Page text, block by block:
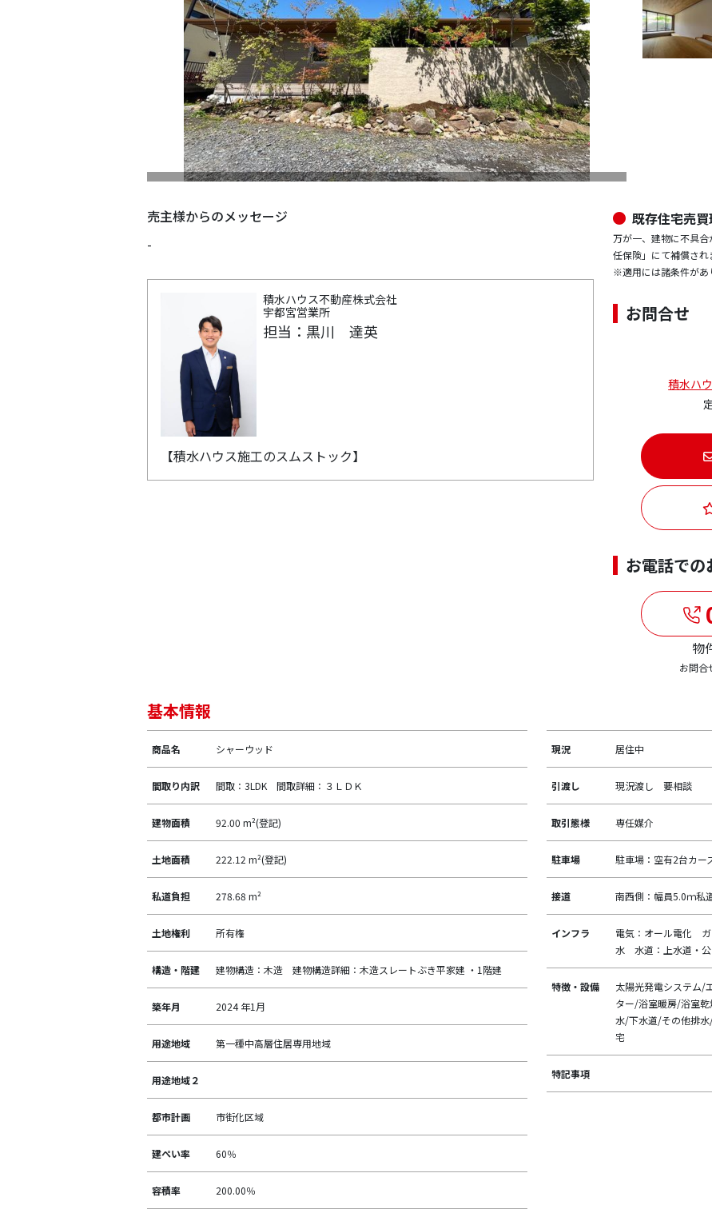
既存住宅売
万が一、建物に不具
任保険」にて補償され
※適用には諸条件があ
お問合せ
積水ハ
お電話での
物
お問合
売主様からのメッセージ
-
積水ハウス不動産株式会社
宇都宮営業所
担当：黒川 達英
【積水ハウス施工のスムストック】
基本情報
商品名 シャーウッド
間取り内訳 間取：3LDK 間取詳細：３ＬＤＫ
建物面積 92.00 m²(登記)
土地面積 222.12 m²(登記)
私道負担 278.68 m²
土地権利 所有権
構造・階建 建物構造：木造 建物構造詳細：木造スレートぶき平家建 ・1階建
築年月 2024 年1月
用途地域 第一種中高層住居専用地域
用途地域２
都市計画 市街化区域
建ぺい率 60％
容積率 200.00％
現況 居住中
引渡し 現況渡し 要相談
取引態様 専任媒介
駐車場 駐車場：空有2台カー
接道 南西側：幅員5.0ｍ私
インフラ
電気：オール電化
水 水道：上水道・公
特徴・設備
太陽光発電システム/
ター/浴室暖房/浴室
水/下水道/その他排
宅
特記事項